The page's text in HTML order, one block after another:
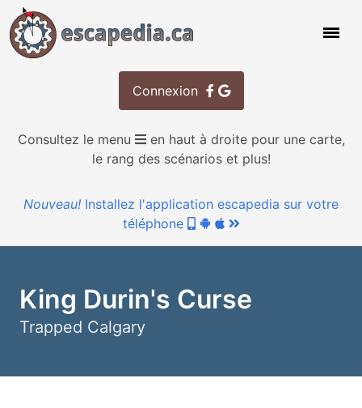
Connexion
Consultez le menu
en haut à droite pour une carte,
le rang des scénarios et plus!
Nouveau! Installez l'application escapedia sur votre
téléphone
King Durin's Curse
Trapped Calgary